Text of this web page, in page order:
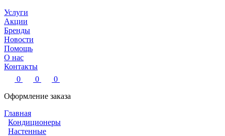
Услуги
Акции
Бренды
Новости
Помощь
О нас
Контакты
0
0
0
Оформление заказа
Главная
Кондиционеры
Настенные